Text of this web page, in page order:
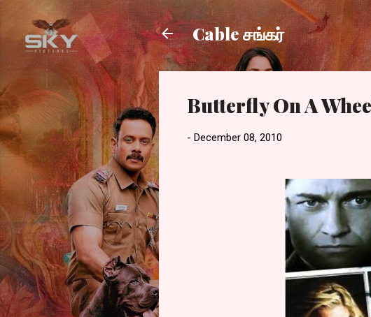
Cable சங்கர்
Butterfly On A
- December 08, 2010